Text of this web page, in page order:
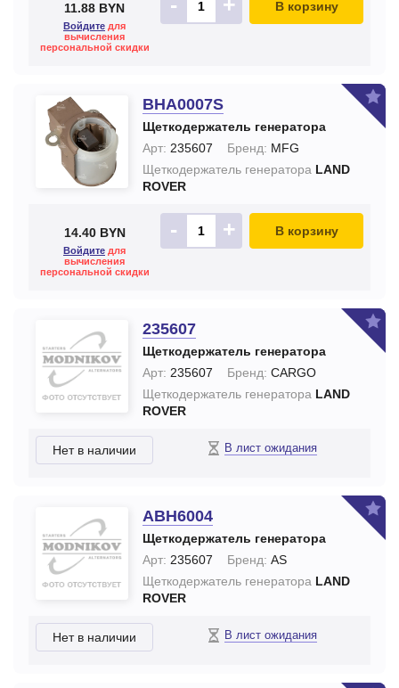
11.88 BYN
Войдите для
вычисления
персональной скидки
В корзину
BHA0007S
Щеткодержатель генератора
Арт: 235607 Бренд: MFG
Щеткодержатель генератора LAND
ROVER
14.40 BYN
Войдите для
вычисления
персональной скидки
- + В корзину
235607
Щеткодержатель генератора
Арт: 235607 Бренд: CARGO
Щеткодержатель генератора LAND
ROVER
Нет в наличии В лист ожидания
ABH6004
Щеткодержатель генератора
Арт: 235607 Бренд: AS
Щеткодержатель генератора LAND
ROVER
Нет в наличии В лист ожидания